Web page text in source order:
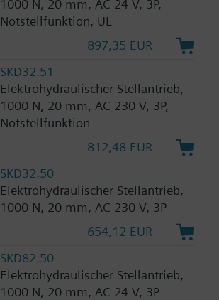
1000 N, 20 mm, AC 24 V, 3P,
Notstellfunktion, UL
897,35 EUR
SKD32.51
Elektrohydraulischer Stellantrieb,
1000 N, 20 mm, AC 230 V, 3P,
Notstellfunktion
812,48 EUR
SKD32.50
Elektrohydraulischer Stellantrieb,
1000 N, 20 mm, AC 230 V, 3P
654,12 EUR
SKD82.50
Elektrohydraulischer Stellantrieb,
1000 N, 20 mm, AC 24 V, 3P